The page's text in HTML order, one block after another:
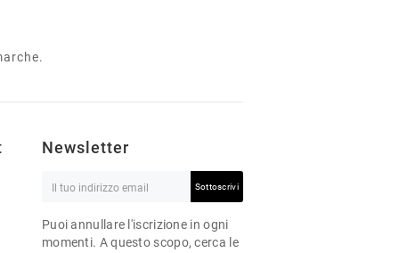
Newsletter
Sottoscrivi
Puoi annullare l'iscrizione in ogni
momenti. A questo scopo, cerca le